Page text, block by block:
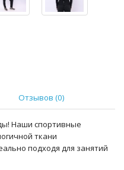
Отзывов (0)
Наши спортивные
ткани
подходя для занятий